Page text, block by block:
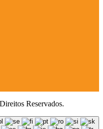
Reservados.